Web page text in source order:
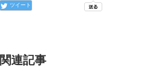
ツイート
関連記事